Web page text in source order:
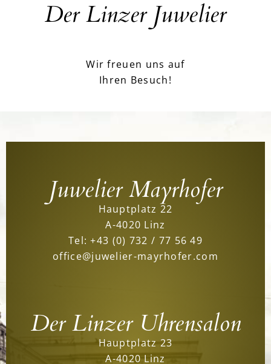
Der Linzer Juwelier
Wir freuen uns auf
Ihren Besuch!
Juwelier Mayrhofer
Hauptplatz 22
A-4020 Linz
Tel:+43 (0) 732 / 77 56 49
office@juwelier-mayrhofer.com
Der Linzer Uhrensalon
Hauptplatz 23
A-4020 Linz